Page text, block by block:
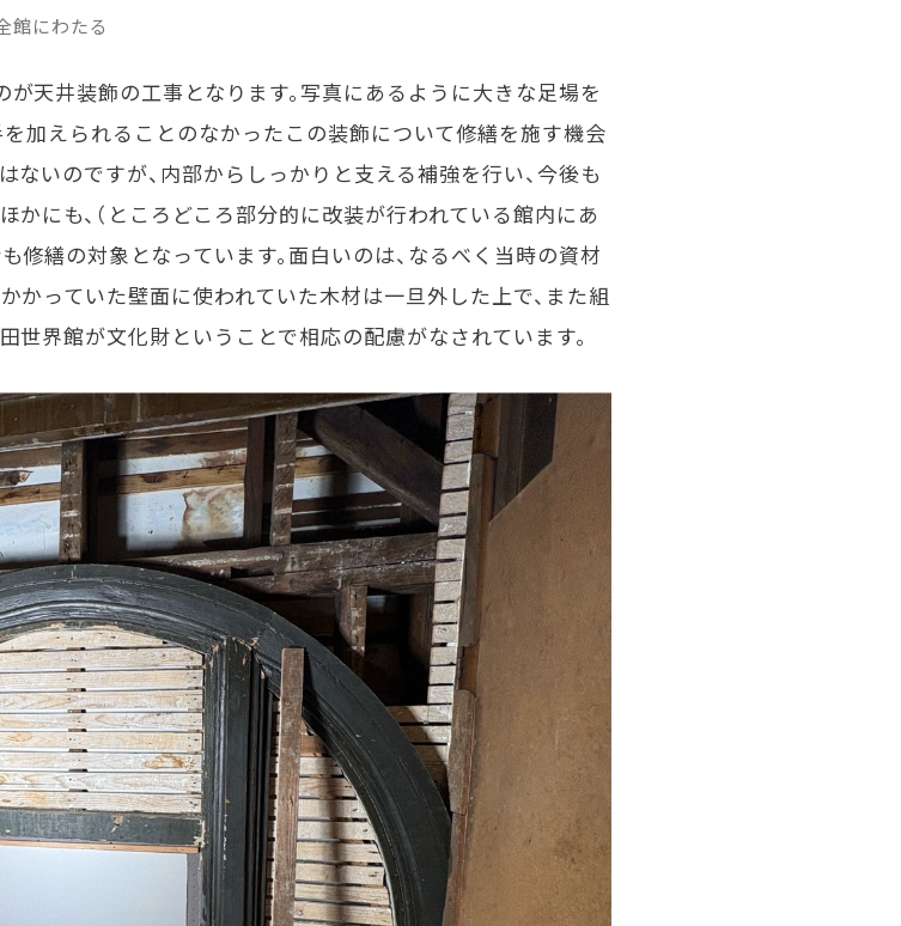
館にわたる
天井装飾の工事となります。写真にあるように大きな足場を
を加えられることのなかったこの装飾について修繕を施す機会
ないのですが、内部からしっかりと支える補強を行い、今後も
かにも、（ところどころ部分的に改装が行われている館内にあ
修繕の対象となっています。面白いのは、なるべく当時の資材
かっていた壁面に使われていた木材は一旦外した上で、また組
世界館が文化財ということで相応の配慮がなされています。